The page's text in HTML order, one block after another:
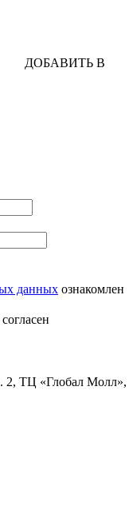
ДОБАВИТЬ В
данных ознакомлен
2, ТЦ «Глобал Молл»,